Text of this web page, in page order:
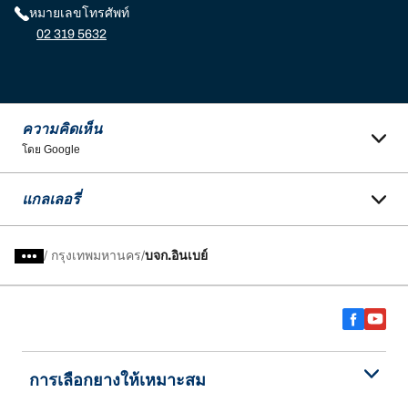
หมายเลขโทรศัพท์
02 319 5632
ความคิดเห็น
โดย Google
แกลเลอรี่
/ กรุงเทพมหานคร บจก.อินเบย์
การเลือกยางให้เหมาะสม